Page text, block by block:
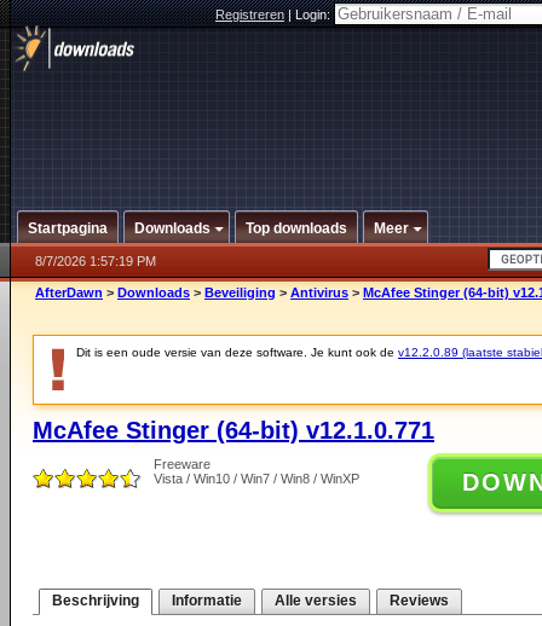
Registreren|Login:
Startpagina Downloads Top downloads Meer
8/7/2026 1:57:19 PM
AfterDawn > Downloads > Beveiliging > Antivirus > McAfee Stinger (64-bit)
Dit is een oude versie van deze software. Je kunt ook de v12.2.0.89 (laatste
McAfee Stinger (64-bit) v12.1.0.771
Freeware
Vista / Win10 / Win7 / Win8 / WinXP
Beschrijving Informatie Alle versies Reviews